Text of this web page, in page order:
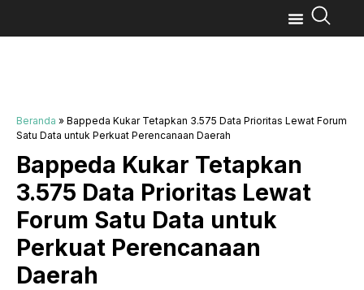
Beranda » Bappeda Kukar Tetapkan 3.575 Data Prioritas Lewat Forum
Satu Data untuk Perkuat Perencanaan Daerah
Bappeda Kukar Tetapkan
3.575 Data Prioritas Lewat
Forum Satu Data untuk
Perkuat Perencanaan
Daerah